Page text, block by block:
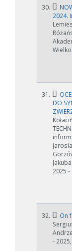
30.
2024.
31.
DO
2025 -
32. On
-